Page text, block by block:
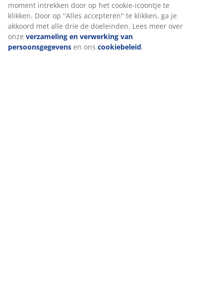
moment intrekken door op het cookie-icoontje te
klikken. Door op ''Alles accepteren'' te klikken, ga je
akkoord met alle drie de doeleinden. Lees meer over
onze verzameling en verwerking van
persoonsgegevens en ons cookiebeleid.